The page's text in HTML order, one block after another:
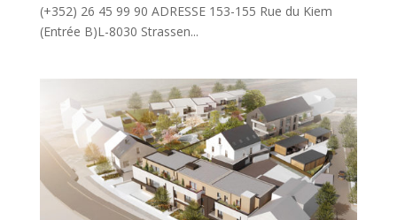
(+352) 26 45 99 90 ADRESSE 153-155 Rue du Kiem
(Entrée B)L-8030 Strassen...